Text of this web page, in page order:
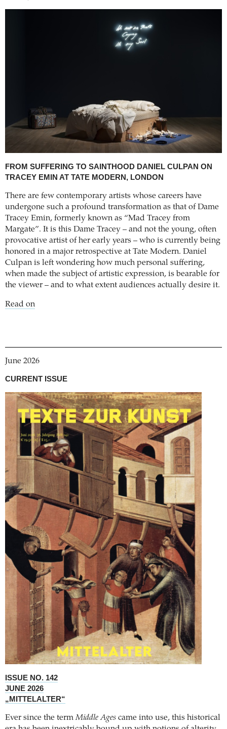
FROM SUFFERING TO SAINTHOOD DANIEL CULPAN ON
TRACEY EMIN AT TATE MODERN, LONDON
There are few contemporary artists whose careers have
undergone such a profound transformation as that of Dame
Tracey Emin, formerly known as “Mad Tracey from
Margate”. It is this Dame Tracey – and not the young, often
provocative artist of her early years – who is currently being
honored in a major retrospective at Tate Modern. Daniel
Culpan is left wondering how much personal suffering,
when made the subject of artistic expression, is bearable for
the viewer – and to what extent audiences actually desire it.
Read on
June 2026
CURRENT ISSUE
ISSUE NO. 142
JUNE 2026
„MITTELALTER“
Ever since the termMiddle Ages came into use, this historical